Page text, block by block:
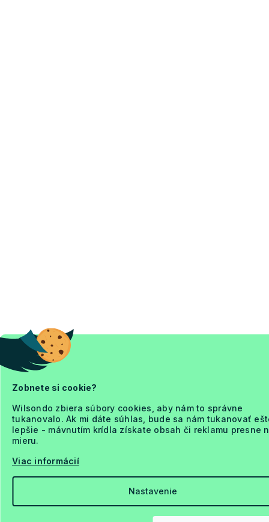
Zobnete si cookie?
Wilsondo zbiera súbory cookies, aby nám to správne
tukanovalo. Ak mi dáte súhlas, bude sa nám tukanovať
lepšie - mávnutím krídla získate obsah či reklamu presne
mieru.
Viac informácií
Nastavenie